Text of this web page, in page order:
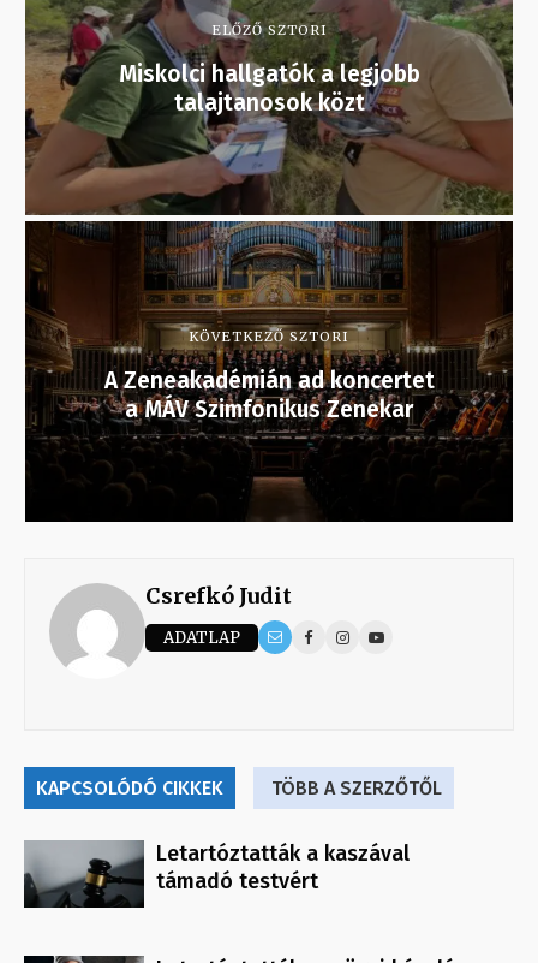
ELŐZŐ SZTORI
Miskolci hallgatók a legjobb
talajtanosok közt
KÖVETKEZŐ SZTORI
A Zeneakadémián ad koncertet
a MÁV Szimfonikus Zenekar
Csrefkó Judit
ADATLAP
KAPCSOLÓDÓ CIKKEK TÖBB A SZERZŐTŐL
Letartóztatták a kaszával
támadó testvért